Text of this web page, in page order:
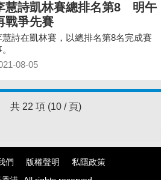
慧詩凱林賽總排名第8 明午
戰爭先賽
慧詩在凱林賽，以總排名第8名完成賽
08-05
共 22 項 (10 / 頁)
們 版權聲明
私隱政策